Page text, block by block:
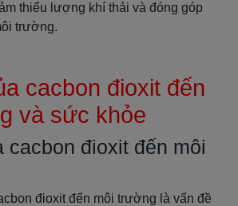
thiểu lượng khí thải và đóng góp
trường.
cacbon đioxit đến
và sức khỏe
cacbon đioxit đến môi
đioxit đến môi trường là vấn đề